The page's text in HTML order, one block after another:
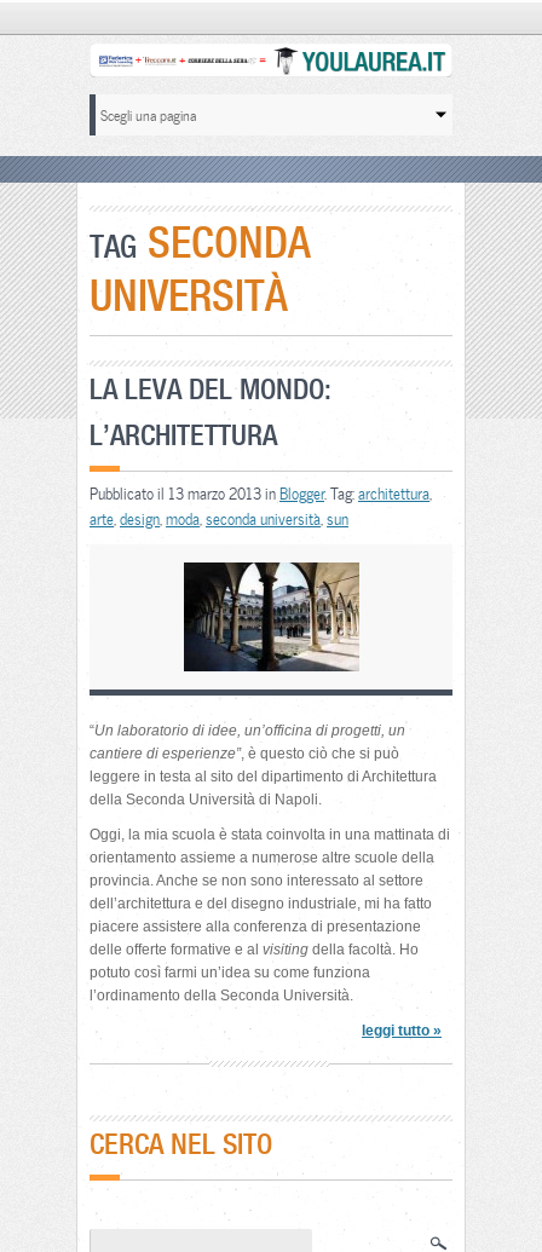
TAG SECONDA
UNIVERSITÀ
LA LEVA DEL MONDO:
L’ARCHITETTURA
Pubblicato il 13 marzo 2013 inBlogger. Tag:architettura
arte design moda seconda università sun
“Un laboratorio di idee, un’officina di progetti, un
cantiere di esperienze”, è questo ciò che si può
leggere in testa al sito del dipartimento di Architettura
della Seconda Università di Napoli.
Oggi, la mia scuola è stata coinvolta in una mattinata di
orientamento assieme a numerose altre scuole della
provincia. Anche se non sono interessato al settore
dell’architettura e del disegno industriale, mi ha fatto
piacere assistere alla conferenza di presentazione
delle offerte formative e al visiting della facoltà. Ho
potuto così farmi un’idea su come funziona
l’ordinamento della Seconda Università.
leggi tutto »
CERCA NEL SITO